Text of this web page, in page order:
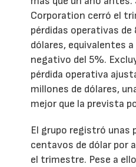
Corporation cerró el
pérdidas operativas de
dólares, equivalentes
negativo del 5%.
pérdida operativa
millones de dólares,
mejor que la prevista
El grupo registró unas
centavos de dólar por
el trimestre. Pese a